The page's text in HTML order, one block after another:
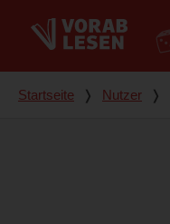
Du bist hier
Startseite ❭ Nutzer ❭